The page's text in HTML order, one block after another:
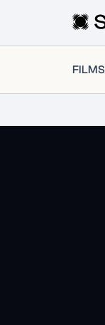
FILMS